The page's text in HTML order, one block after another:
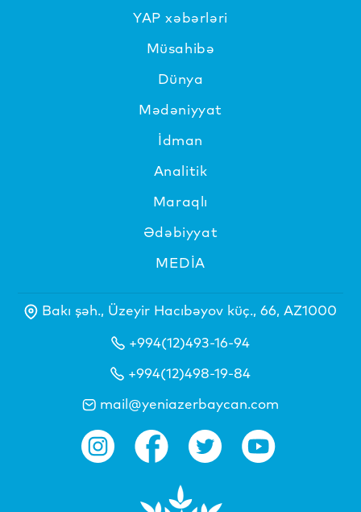
YAP xəbərləri
Müsahibə
Dünya
Mədəniyyat
İdman
Analitik
Maraqlı
Ədəbiyyat
MEDİA
Bakı şəh., Üzeyir Hacıbəyov küç., 66, AZ1000
+994(12)493-16-94
+994(12)498-19-84
mail@yeniazerbaycan.com